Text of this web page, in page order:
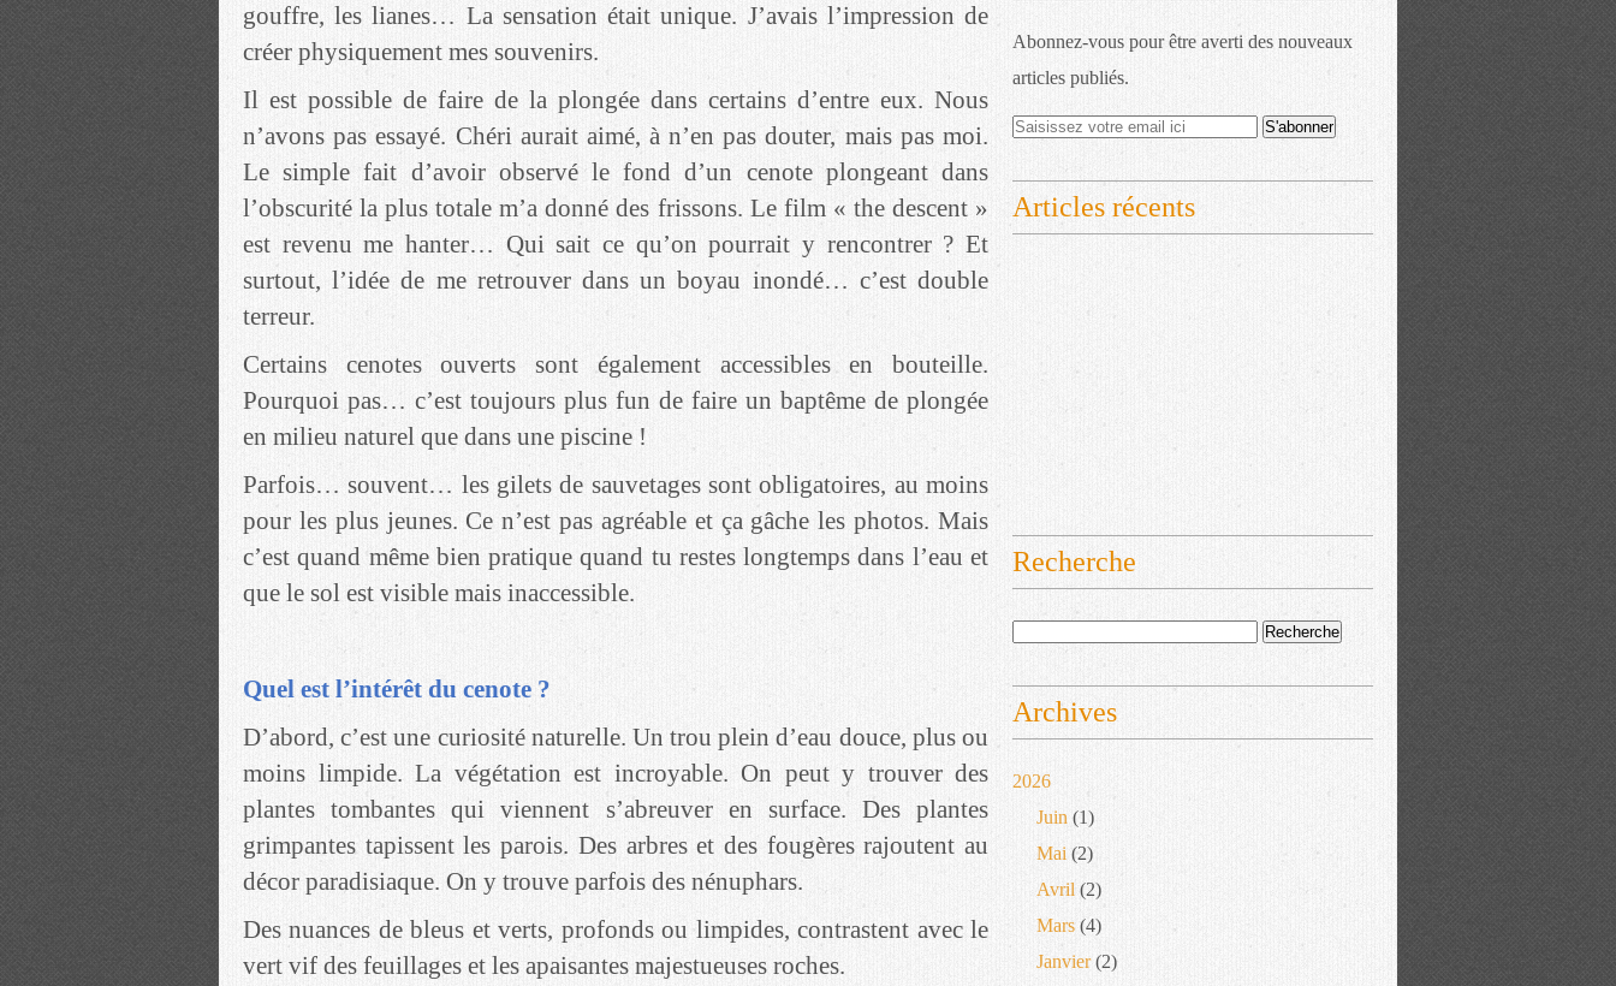
gouffre, les lianes… La sensation était unique. J’avais l’impression de
créer physiquement mes souvenirs.
Il est possible de faire de la plongée dans certains d’entre eux. Nous
n’avons pas essayé. Chéri aurait aimé, à n’en pas douter, mais pas moi.
Le simple fait d’avoir observé le fond d’un cenote plongeant dans
l’obscurité la plus totale m’a donné des frissons. Le film « the descent »
est revenu me hanter… Qui sait ce qu’on pourrait y rencontrer ? Et
surtout, l’idée de me retrouver dans un boyau inondé… c’est double
terreur.
Certains cenotes ouverts sont également accessibles en bouteille.
Pourquoi pas… c’est toujours plus fun de faire un baptême de plongée
en milieu naturel que dans une piscine !
Parfois… souvent… les gilets de sauvetages sont obligatoires, au moins
pour les plus jeunes. Ce n’est pas agréable et ça gâche les photos. Mais
c’est quand même bien pratique quand tu restes longtemps dans l’eau et
que le sol est visible mais inaccessible.
Quel est l’intérêt du cenote ?
D’abord, c’est une curiosité naturelle. Un trou plein d’eau douce, plus ou
moins limpide. La végétation est incroyable. On peut y trouver des
plantes tombantes qui viennent s’abreuver en surface. Des plantes
grimpantes tapissent les parois. Des arbres et des fougères rajoutent au
décor paradisiaque. On y trouve parfois des nénuphars.
Des nuances de bleus et verts, profonds ou limpides, contrastent avec le
vert vif des feuillages et les apaisantes majestueuses roches.
Abonnez-vous pour être averti des nouveaux
articles publiés.
Articles récents
Recherche
Archives
2026
Juin (1)
Mai (2)
Avril (2)
Mars (4)
Janvier(2)